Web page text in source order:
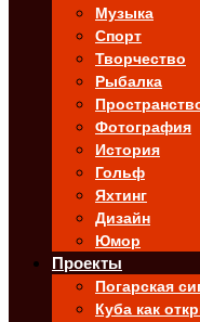
Музыка
Спорт
Творчество
Рыбалка
Фотография
История
Гольф
Яхтинг
Дизайн
Юмор
Проекты
Погарская
Куба как